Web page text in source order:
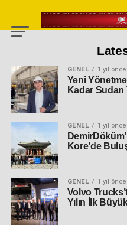
GENEL 1 yıl önce
Yeni
Kadar
GENEL 1 yıl önce
Kore’de
GENEL 1 yıl önce
Volvo
Yılın İlk